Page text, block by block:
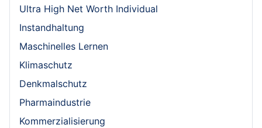
Ultra High Net Worth Individual
Instandhaltung
Maschinelles Lernen
Klimaschutz
Denkmalschutz
Pharmaindustrie
Kommerzialisierung